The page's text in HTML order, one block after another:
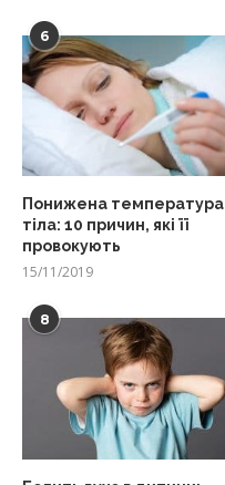
6
Понижена температура
тіла: 10 причин, які її
провокують
15/11/2019
8